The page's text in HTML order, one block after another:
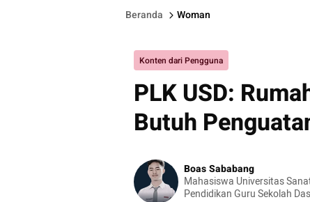
Beranda Woman
Konten dari Pengguna
PLK USD:
Butuh
Boas Sababang
Mahasiswa Universitas
Pendidikan Guru Sekolah